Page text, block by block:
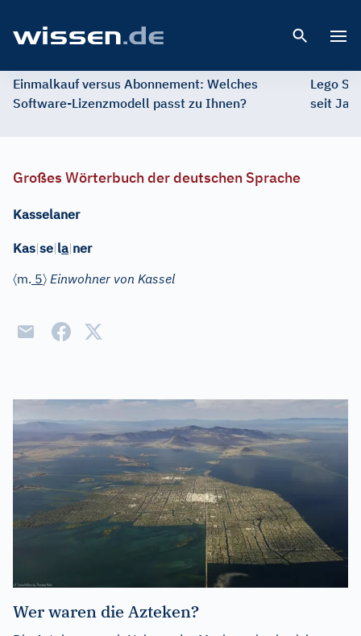
Einmalkauf versus Abonnement: Welches
Software-Lizenzmodell passt zu Ihnen?
Lego
seit
Großes Wörterbuch der deutschen Sprache
Kasselaner
Kas|se|la|ner
〈m. 5〉 Einwohner von Kassel
Wer waren die Azteken?